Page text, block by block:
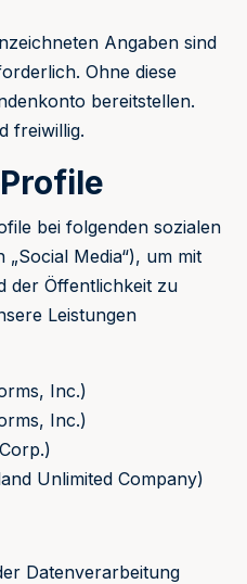
Angaben sind
Ohne diese
bereitstellen.
freiwillig.
bei folgenden sozialen
Media“), um mit
der Öffentlichkeit zu
Leistungen
Inc.)
Inc.)
Unlimited Company)
Datenverarbeitung